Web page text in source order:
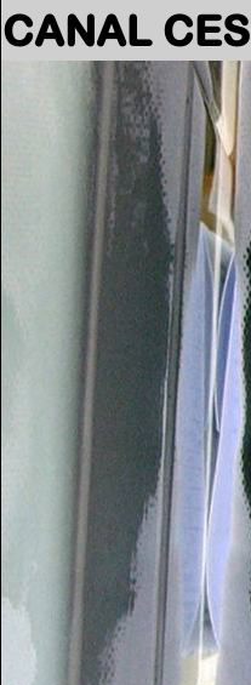
CANAL CES